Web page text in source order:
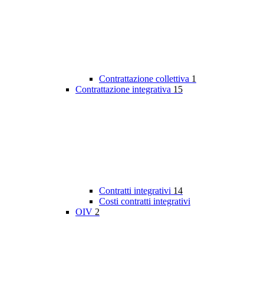
Contrattazione collettiva 1
Contrattazione integrativa 15
Contratti integrativi 14
Costi contratti integrativi
OIV 2